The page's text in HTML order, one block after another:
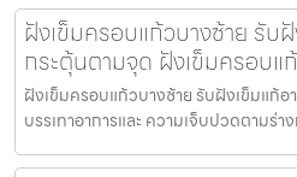
ฝังเข็มครอบแก้วบางซ้าย รับ
กระตุ้นตามจุด ฝังเข็มครอบแ
ฝังเข็มครอบแก้วบางซ้าย รับฝังเข็มแก้อ
บรรเทาอาการและ ความเจ็บปวดตามร่